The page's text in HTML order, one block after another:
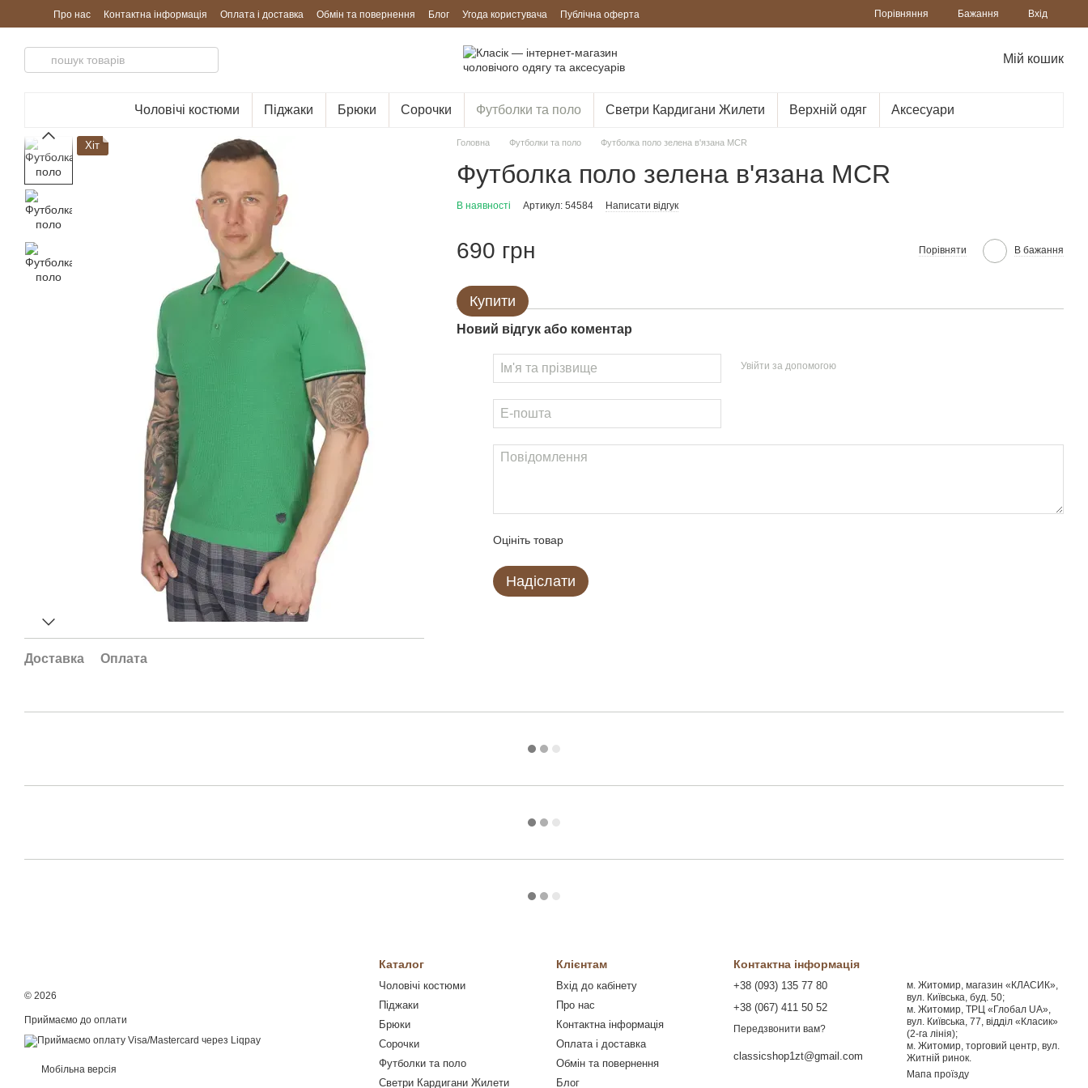
Перейти до основного контенту
Про нас Контактна інформація Оплата і доставка Обмін та повернення Блог Угода користувача Публічна оферта Порівняння Бажання Вхід
Мій кошик
Чоловічі костюми Піджаки Брюки Сорочки Футболки та поло Светри Кардигани Жилети Верхній одяг Аксесуари
Хіт
Доставка Оплата
Головна Футболки та поло Футболка поло зелена в'язана MCR
Футболка поло зелена в'язана MCR
В наявності Артикул: 54584 Написати відгук
690 грн Порівняти В бажання
Купити
Новий відгук або коментар
Увійти за допомогою
Оцініть товар
Надіслати
© 2026
Приймаємо до оплати
Мобільна версія
Каталог
Чоловічі костюми
Піджаки
Брюки
Сорочки
Футболки та поло
Светри Кардигани Жилети
Клієнтам
Вхід до кабінету
Про нас
Контактна інформація
Оплата і доставка
Обмін та повернення
Блог
Контактна інформація
+38 (093) 135 77 80
+38 (067) 411 50 52
Передзвонити вам?
classicshop1zt@gmail.com
м. Житомир, магазин «КЛАСИК»,
вул. Київська, буд. 50;
м. Житомир, ТРЦ «Глобал UA»,
вул. Київська, 77, відділ «Класик»
(2-га лінія);
м. Житомир, торговий центр, вул.
Житній ринок.
Мапа проїзду